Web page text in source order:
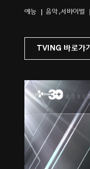
예능 음악,서바이벌
TVING 바로가기